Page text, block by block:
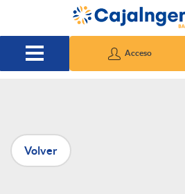
Saltar al contenido principal
Acceso
P
u
Volver